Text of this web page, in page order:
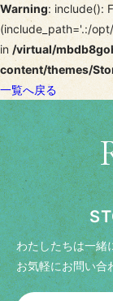
Warning: include():
(include_path='.:/
in /virtual/
content/themes/
一覧へ戻る
わたしたちは一緒
お気軽にお問い合